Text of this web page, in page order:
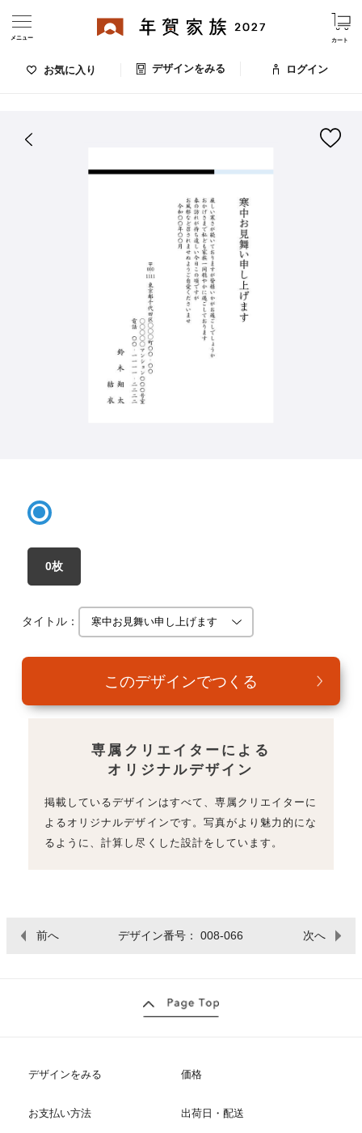
お気に入り デザインをみる
カート
ログイン
メニュー
デザインをみる
年賀家族について
お問い合わせ
0枚
タイトル：
専属クリエイターによる
オリジナルデザイン
掲載しているデザインはすべて、専属クリエイターに
よるオリジナルデザインです。写真がより魅力的にな
るように、計算し尽くした設計をしています。
前へ デザイン番号： 008-066 次へ
デザインをみる 価格
お支払い方法 出荷日・配送